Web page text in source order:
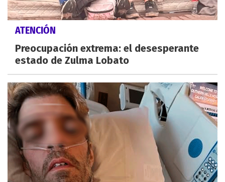
ATENCIÓN
Preocupación extrema: el desesperante
estado de Zulma Lobato